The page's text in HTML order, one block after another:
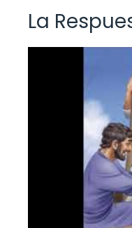
La